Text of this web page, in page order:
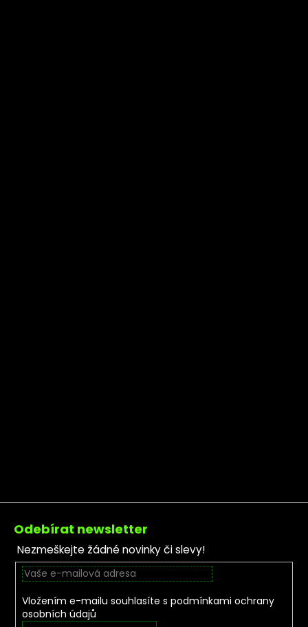
Zápatí
Odebírat newsletter
Nezmeškejte žádné novinky či slevy!
Vložením e-mailu souhlasíte s podmínkami ochrany
osobních údajů